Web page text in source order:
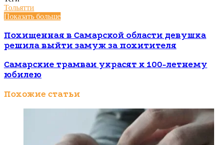
Тольятти
Показать больше
Похищенная в Самарской области девушка
решила выйти замуж за похитителя
Самарские трамваи украсят к 100-летнему
юбилею
Похожие статьи